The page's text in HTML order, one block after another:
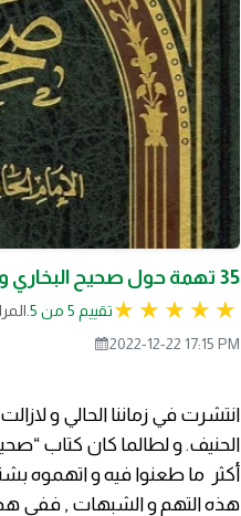
35 تهمة حول صحيح البخاري و كيف ترد عليها
تقييم 5 من 5.
6
2022-12-22 17:15 PM
انتشرت في زماننا الحالي و
الحنيف. و لطالما كان كتاب
أكثر ما طعنوا فيه و اتهموه